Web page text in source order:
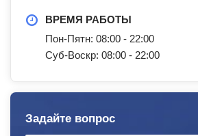
ВРЕМЯ РАБОТЫ
Пон-Пятн: 08:00 - 22:00
Суб-Воскр: 08:00 - 22:00
Задайте вопрос